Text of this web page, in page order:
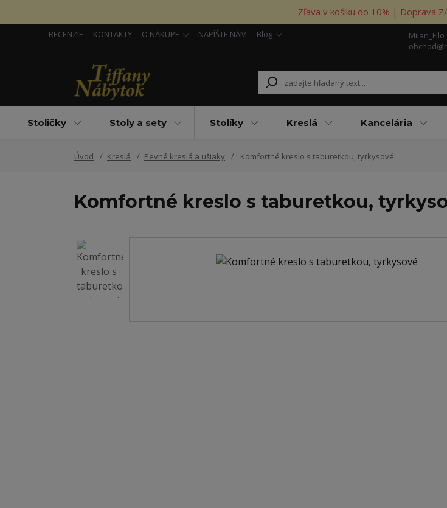
Zľava v košíku do 10% | Doprava
RECENZIE KONTAKTY O NÁKUPE NAPÍŠTE NÁM
Blog
Milan_Filo
Stoličky Stoly a sety Stolíky Kreslá Kancelária
Úvod Kreslá Pevné kreslá a ušiaky Komfortné kreslo s taburetkou, tyrkysové
Komfortné kreslo s taburetkou,